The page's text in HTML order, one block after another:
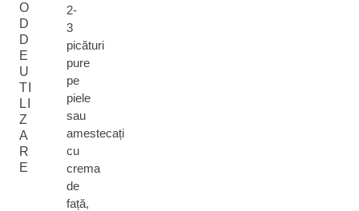
O
D
D
E
U
TI
LI
Z
A
R
E
2-
3
picături
pure
pe
piele
sau
amestecați
cu
crema
de
față,